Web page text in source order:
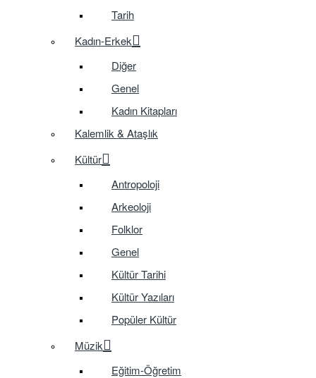
Tarih
Kadın-Erkek
Diğer
Genel
Kadın Kitapları
Kalemlik & Ataşlık
Kültür
Antropoloji
Arkeoloji
Folklor
Genel
Kültür Tarihi
Kültür Yazıları
Popüler Kültür
Müzik
Eğitim-Öğretim